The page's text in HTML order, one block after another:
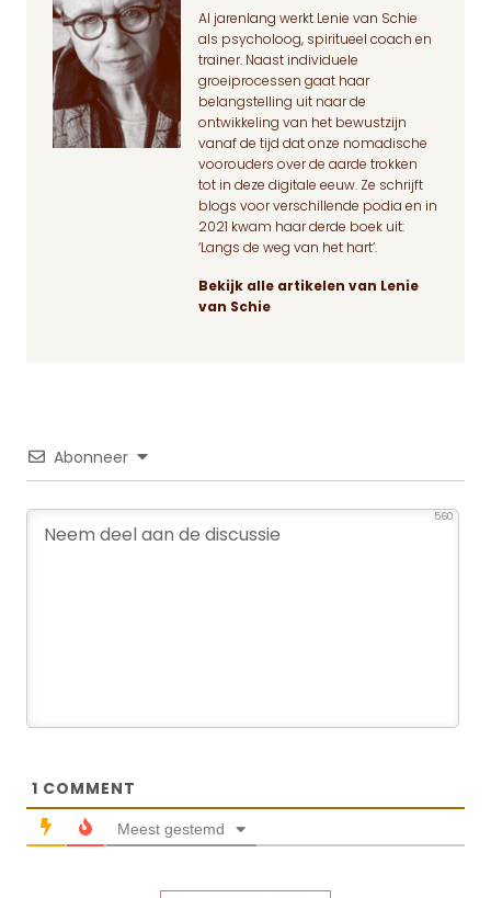
Al jarenlang werkt Lenie van Schie
als psycholoog, spiritueel coach en
trainer. Naast individuele
groeiprocessen gaat haar
belangstelling uit naar de
ontwikkeling van het bewustzijn
vanaf de tijd dat onze nomadische
voorouders over de aarde trokken
tot in deze digitale eeuw. Ze schrijft
blogs voor verschillende podia en in
2021 kwam haar derde boek uit:
‘Langs de weg van het hart’.
Bekijk alle artikelen van Lenie
van Schie
Abonneer
560
1 COMMENT
Meest gestemd